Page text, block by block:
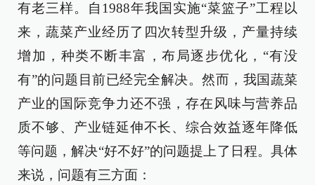
有老三样。自1988年我国实施“菜篮子”工程以
来，蔬菜产业经历了四次转型升级，产量持续
增加，种类不断丰富，布局逐步优化，“有没
有”的问题目前已经完全解决。然而，我国蔬菜
产业的国际竞争力还不强，存在风味与营养品
质不够、产业链延伸不长、综合效益逐年降低
等问题，解决“好不好”的问题提上了日程。具体
来说，问题有三方面：